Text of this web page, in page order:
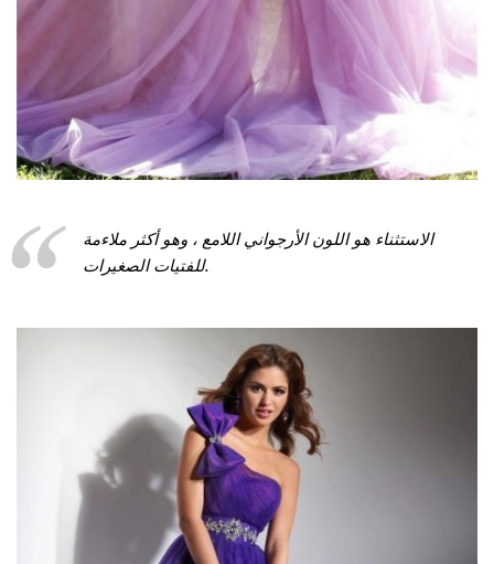
الاستثناء هو اللون الأرجواني اللامع ، وهو أكثر ملاءمة
للفتيات الصغيرات.